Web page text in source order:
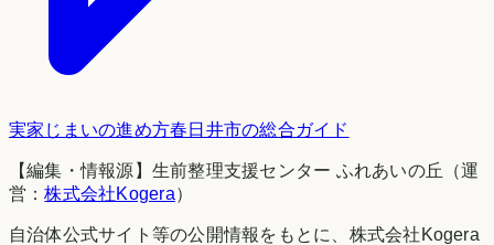
実家じまいの進め方春日井市の総合ガイド
【編集・情報源】生前整理支援センター ふれあいの丘（運
営：株式会社Kogera）
自治体公式サイト等の公開情報をもとに、株式会社Kogera